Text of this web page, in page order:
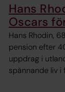
Hans
Oscars
Hans Rhodin,
pension efter
uppdrag i
spännande liv i